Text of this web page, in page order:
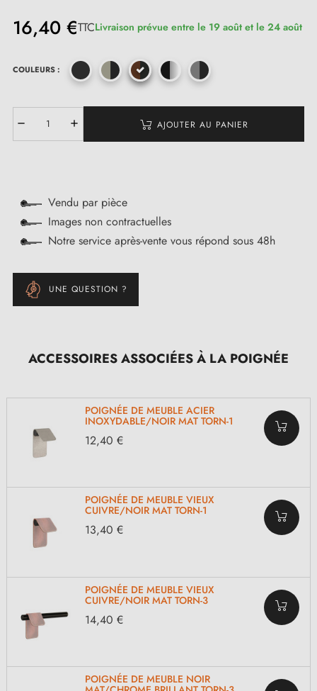
16,40 €TTCLivraison prévue entre le 19 août et le 24 août
COULEURS :
AJOUTER AU PANIER
Vendu par pièce
Images non contractuelles
Notre service après-vente vous répond sous 48h
UNE QUESTION ?
ACCESSOIRES ASSOCIÉES À LA POIGNÉE
POIGNÉE DE MEUBLE ACIER
INOXYDABLE/NOIR MAT TORN-1
12,40 €
POIGNÉE DE MEUBLE VIEUX
CUIVRE/NOIR MAT TORN-1
13,40 €
POIGNÉE DE MEUBLE VIEUX
CUIVRE/NOIR MAT TORN-3
14,40 €
POIGNÉE DE MEUBLE NOIR